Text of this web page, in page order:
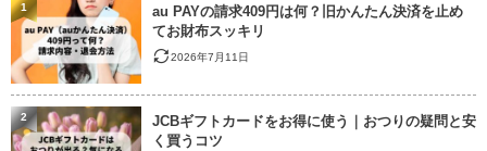
au PAYの請求409円は何？旧かんたん決済を止め
てお財布スッキリ
2026年7月11日
1
JCBギフトカードをお得に使う｜おつりの疑問と安
く買うコツ
2